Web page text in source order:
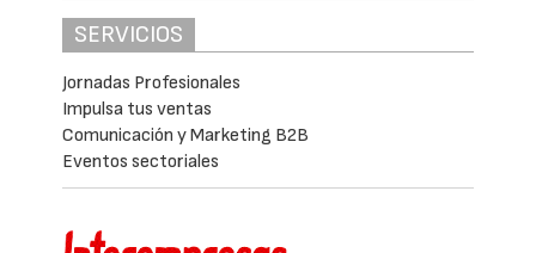
SERVICIOS
Jornadas Profesionales
Impulsa tus ventas
Comunicación y Marketing B2B
Eventos sectoriales